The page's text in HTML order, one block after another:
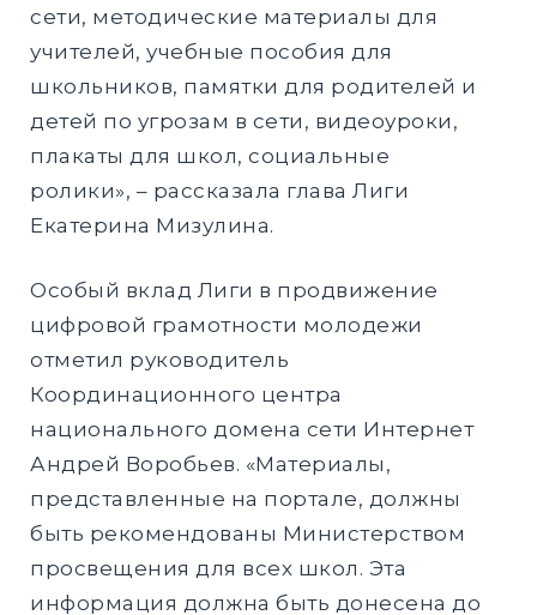
сети, методические материалы для
учителей, учебные пособия для
школьников, памятки для родителей и
детей по угрозам в сети, видеоуроки,
плакаты для школ, социальные
ролики», – рассказала глава Лиги
Екатерина Мизулина.
Особый вклад Лиги в продвижение
цифровой грамотности молодежи
отметил руководитель
Координационного центра
национального домена сети Интернет
Андрей Воробьев. «Материалы,
представленные на портале, должны
быть рекомендованы Министерством
просвещения для всех школ. Эта
информация должна быть донесена до